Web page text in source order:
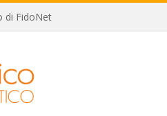
di FidoNet